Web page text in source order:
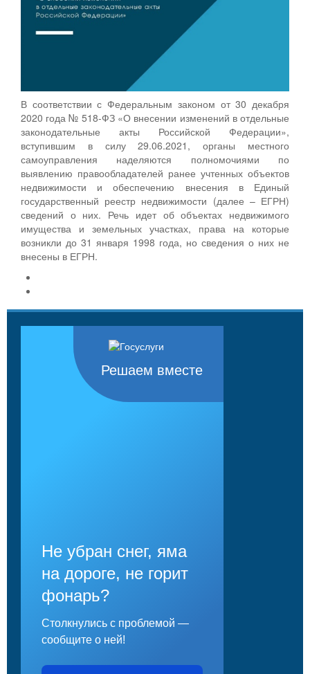
В соответствии с Федеральным законом от 30 декабря
2020 года № 518-ФЗ «О внесении изменений в отдельные
законодательные акты Российской Федерации»,
вступившим в силу 29.06.2021, органы местного
самоуправления наделяются полномочиями по
выявлению правообладателей ранее учтенных объектов
недвижимости и обеспечению внесения в Единый
государственный реестр недвижимости (далее – ЕГРН)
сведений о них. Речь идет об объектах недвижимого
имущества и земельных участках, права на которые
возникли до 31 января 1998 года, но сведения о них не
внесены в ЕГРН.
Решаем вместе
Не убран снег, яма
на дороге, не горит
фонарь?
Столкнулись с проблемой —
сообщите о ней!